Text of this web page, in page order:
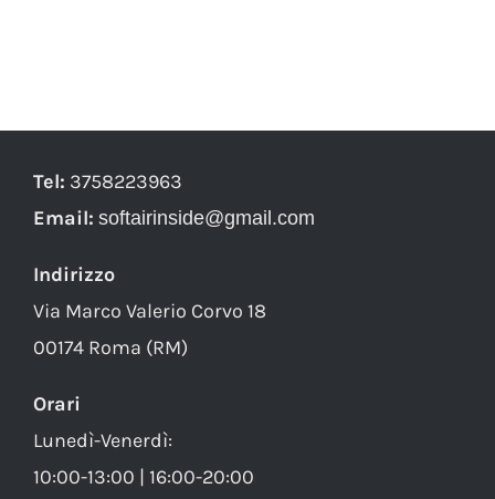
Tel: 3758223963
Email: softairinside@gmail.com
Indirizzo
Via Marco Valerio Corvo 18
00174 Roma (RM)
Orari
Lunedì-Venerdì:
10:00-13:00 | 16:00-20:00